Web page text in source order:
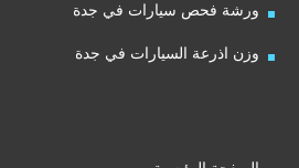
ورشة فحص سيارات في جدة
وزن اذرعة السيارات في جدة